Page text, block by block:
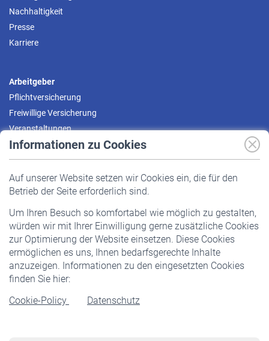
Informationen zu Cookies
Auf unserer Website setzen wir Cookies ein, die für den
Betrieb der Seite erforderlich sind.
Um Ihren Besuch so komfortabel wie möglich zu gestalten,
würden wir mit Ihrer Einwilligung gerne zusätzliche Cookies
zur Optimierung der Website einsetzen. Diese Cookies
ermöglichen es uns, Ihnen bedarfsgerechte Inhalte
anzuzeigen. Informationen zu den eingesetzten Cookies
finden Sie hier:
Cookie-Policy
Datenschutz
Nachhaltigkeit
Presse
Karriere
Arbeitgeber
Pflichtversicherung
Freiwillige Versicherung
Veranstaltungen
Pflichtversicherung
Staatliche Förderung
Veranstaltungen
Rentner
Rentenbeginn
Rente beantragen